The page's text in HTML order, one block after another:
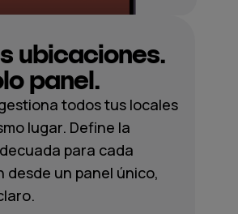
ubicaciones.
panel.
todos tus locales
lugar. Define la
para cada
desde un panel único,